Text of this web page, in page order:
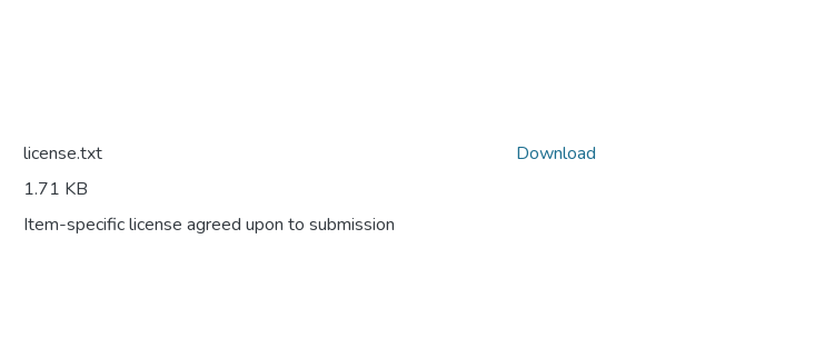
license.txt
1.71 KB
Item-specific license agreed upon to submission
Download